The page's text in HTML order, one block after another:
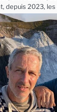
depuis 2023,